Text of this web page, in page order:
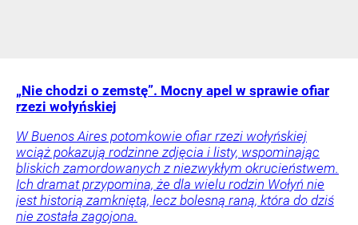
„Nie chodzi o zemstę”. Mocny apel w sprawie ofiar
rzezi wołyńskiej
W Buenos Aires potomkowie ofiar rzezi wołyńskiej
wciąż pokazują rodzinne zdjęcia i listy, wspominając
bliskich zamordowanych z niezwykłym okrucieństwem.
Ich dramat przypomina, że dla wielu rodzin Wołyń nie
jest historią zamkniętą, lecz bolesną raną, która do dziś
nie została zagojona.